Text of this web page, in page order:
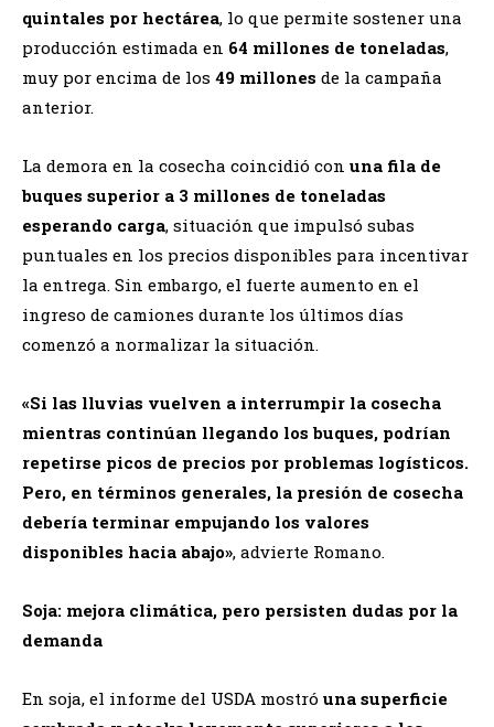
quintales por hectárea, lo que permite sostener una
producción estimada en 64 millones de toneladas,
muy por encima de los 49 millones de la campaña
anterior.
La demora en la cosecha coincidió con una fila de
buques superior a 3 millones de toneladas
esperando carga, situación que impulsó subas
puntuales en los precios disponibles para incentivar
la entrega. Sin embargo, el fuerte aumento en el
ingreso de camiones durante los últimos días
comenzó a normalizar la situación.
«Si las lluvias vuelven a interrumpir la cosecha
mientras continúan llegando los buques, podrían
repetirse picos de precios por problemas logísticos.
Pero, en términos generales, la presión de cosecha
debería terminar empujando los valores
disponibles hacia abajo», advierte Romano.
Soja: mejora climática, pero persisten dudas por la
demanda
En soja, el informe del USDA mostró una superficie